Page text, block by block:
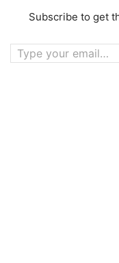
Subscribe to get
Type your email…